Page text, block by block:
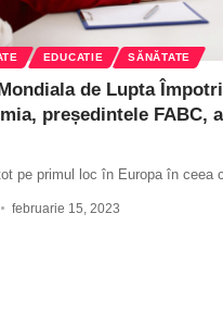
EDUCATIE SĂNĂTATE
de Lupta
președintele FABC,
pe primul loc în Europa în ceea
februarie 15, 2023